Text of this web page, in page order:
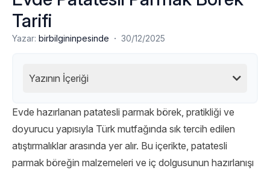
Tarifi
Yazar: birbilgininpesinde · 30/12/2025
Yazının İçeriği
Evde hazırlanan patatesli parmak börek, pratikliği ve
doyurucu yapısıyla Türk mutfağında sık tercih edilen
atıştırmalıklar arasında yer alır. Bu içerikte, patatesli
parmak böreğin malzemeleri ve iç dolgusunun hazırlanışı